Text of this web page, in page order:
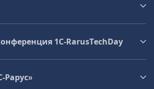
1C‑RarusTechDay
Рарус»